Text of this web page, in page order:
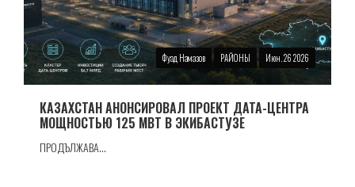
Фуад Намазов РАЙОНЫ Июн. 26 2026
КАЗАХСТАН АНОНСИРОВАЛ ПРОЕКТ ДАТА-ЦЕНТРА
МОЩНОСТЬЮ 125 МВТ В ЭКИБАСТУЗЕ
ПРОДЪЛЖАВА...